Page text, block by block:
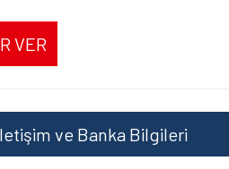
VER
ve Banka Bilgileri